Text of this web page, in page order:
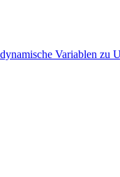
Variablen zu